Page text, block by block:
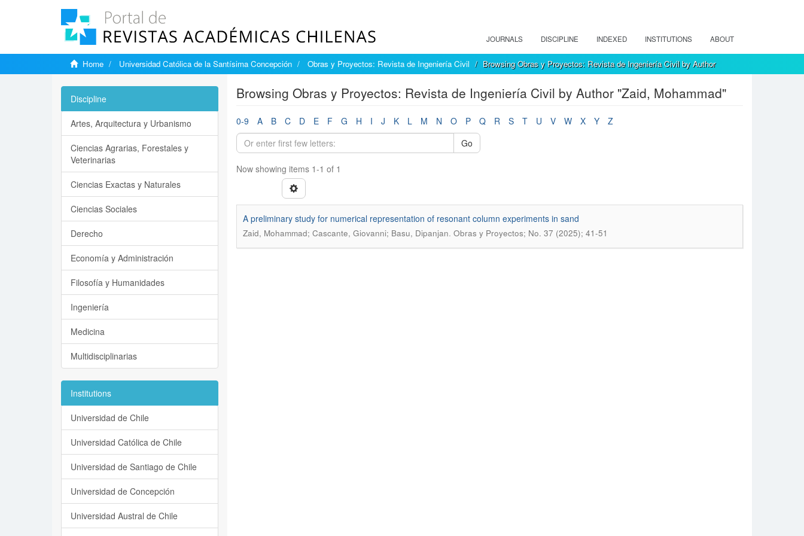
JOURNALS DISCIPLINE INDEXED INSTITUTIONS ABOUT
Home Universidad Católica de la Santísima Concepción Obras y Proyectos: Revista de Ingeniería Civil Browsing Obras y Proyectos: Revista de Ingeniería Civil by Author
Browsing Obras y Proyectos: Revista de Ingeniería Civil by Author "Zaid, Mohammad"
0-9 A B C D E F G H I J K L M N O P Q R S T U V W X Y
Z
Go
Now showing items 1-1 of 1
A preliminary study for numerical representation of resonant column experiments in sand
Zaid, Mohammad; Cascante, Giovanni; Basu, Dipanjan. Obras y Proyectos; No. 37 (2025); 41-51
Discipline
Artes, Arquitectura y Urbanismo
Ciencias Agrarias, Forestales y
Veterinarias
Ciencias Exactas y Naturales
Ciencias Sociales
Derecho
Economía y Administración
Filosofía y Humanidades
Ingeniería
Medicina
Multidisciplinarias
Institutions
Universidad de Chile
Universidad Católica de Chile
Universidad de Santiago de Chile
Universidad de Concepción
Universidad Austral de Chile